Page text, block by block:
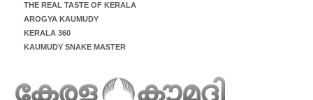
THE REAL TASTE OF KERALA
AROGYA KAUMUDY
KERALA 360
KAUMUDY SNAKE MASTER